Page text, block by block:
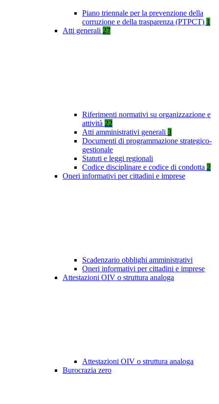
Piano triennale per la prevenzione della
corruzione e della trasparenza (PTPCT) 1
Atti generali 27
Riferimenti normativi su organizzazione e
attività 22
Atti amministrativi generali 3
Documenti di programmazione strategico-
gestionale
Statuti e leggi regionali
Codice disciplinare e codice di condotta 2
Oneri informativi per cittadini e imprese
Scadenzario obblighi amministrativi
Oneri informativi per cittadini e imprese
Attestazioni OIV o struttura analoga
Attestazioni OIV o struttura analoga
Burocrazia zero